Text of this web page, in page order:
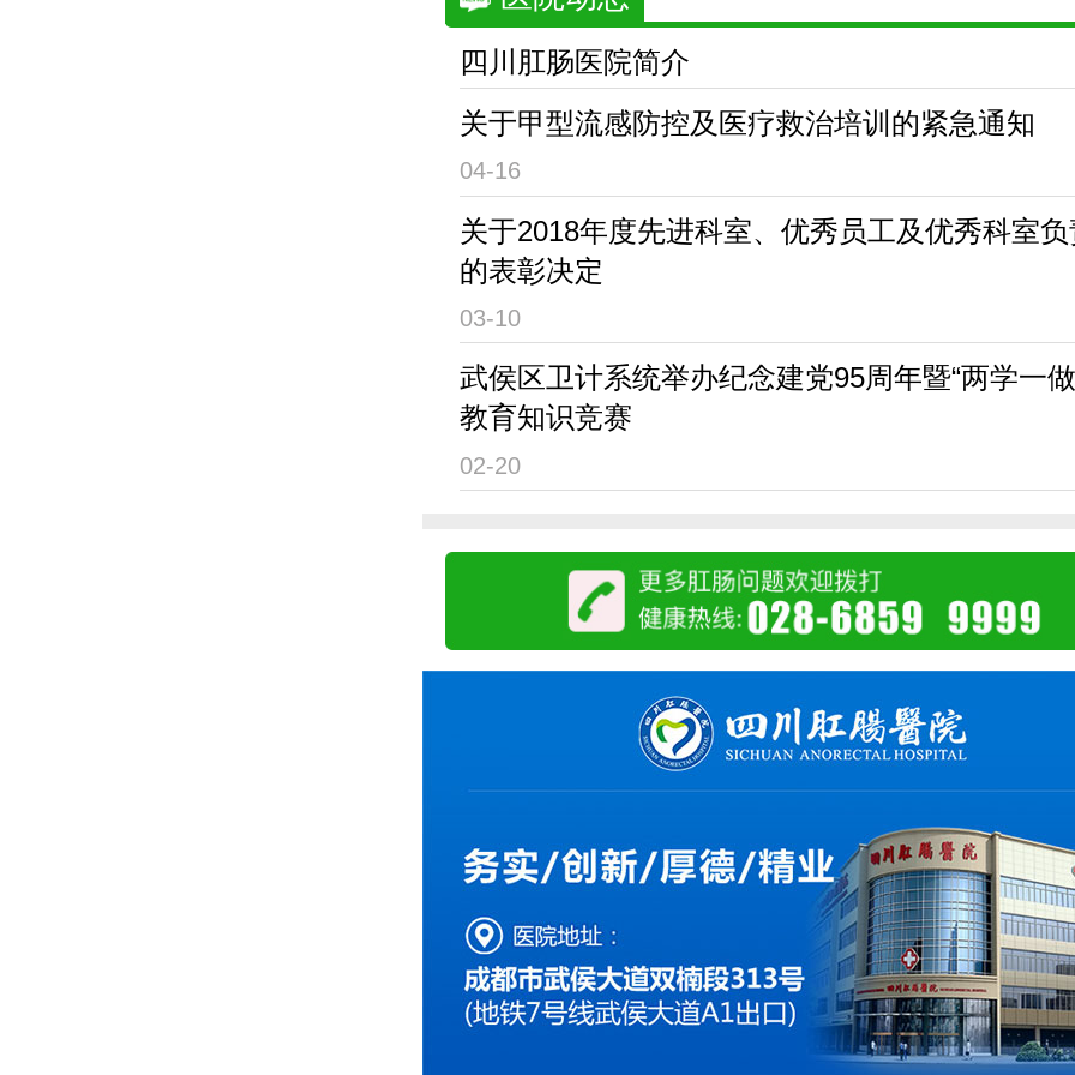
四川肛肠医院简介
关于甲型流感防控及医疗救治培训的紧急通知
04-16
关于2018年度先进科室、优秀员工及优秀科室负
的表彰决定
03-10
武侯区卫计系统举办纪念建党95周年暨“两学一
教育知识竞赛
02-20